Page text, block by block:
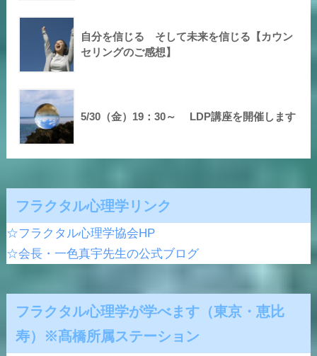
自分を信じる そして未来を信じる【カウン
セリングのご感想】
5/30（金）19：30～ LDP講座を開催します
フラクタル心理学リンク
☆フラクタル心理学協会HP
☆会長・一色真宇先生の公式ブログ
フラクタル心理学が学べます（東京・恵比
寿）※髙橋所属ステーション